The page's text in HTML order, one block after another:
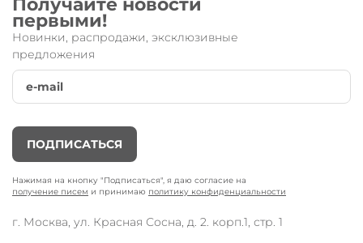
первыми!
Новинки, распродажи, эксклюзивные
предложения
ПОДПИСАТЬСЯ
Нажимая на кнопку "Подписаться", я даю согласие на
получение писем и принимаю политику конфиденциальности
г. Москва, ул. Красная Сосна, д. 2. корп.1, стр. 1